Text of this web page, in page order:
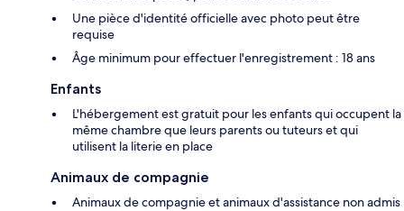
Une pièce d'identité officielle avec photo peut être
requise
Âge minimum pour effectuer l'enregistrement : 18 ans
Enfants
L'hébergement est gratuit pour les enfants qui occupent la
même chambre que leurs parents ou tuteurs et qui
utilisent la literie en place
Animaux de compagnie
Animaux de compagnie et animaux d'assistance non admis